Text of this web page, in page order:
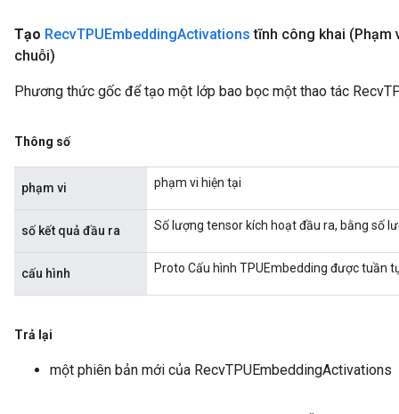
Tạo RecvTPUEmbeddingActivations tĩnh công khai (Phạm
chuỗi)
Phương thức gốc để tạo một lớp bao bọc một thao tác
Thông số
phạm vi phạm vi hiện tại
số kết quả đầu ra Số lượng tensor kích hoạt đầu ra, bằng số
cấu hình Proto Cấu hình TPUEmbedding được tuần
Trả lại
một phiên bản mới của RecvTPUEmbeddingActivations